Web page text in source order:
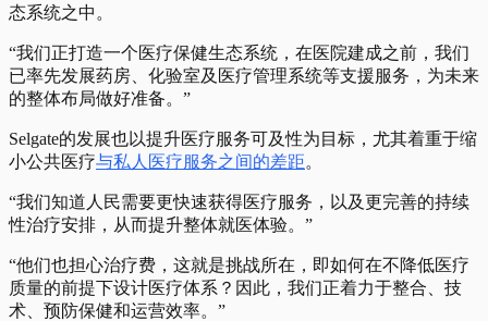
态系统之中。
“我们正打造一个医疗保健生态系统，在医院建成之前，我们
已率先发展药房、化验室及医疗管理系统等支援服务，为未来
的整体布局做好准备。”
Selgate的发展也以提升医疗服务可及性为目标，尤其着重于缩
小公共医疗与私人医疗服务之间的差距。
“我们知道人民需要更快速获得医疗服务，以及更完善的持续
性治疗安排，从而提升整体就医体验。”
“他们也担心治疗费，这就是挑战所在，即如何在不降低医疗
质量的前提下设计医疗体系？因此，我们正着力于整合、技
术、预防保健和运营效率。”